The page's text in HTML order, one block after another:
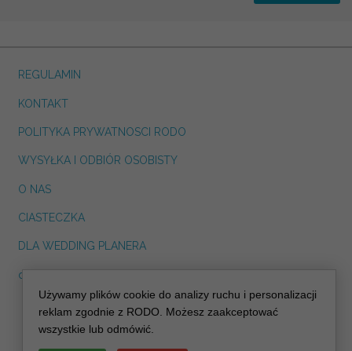
REGULAMIN
KONTAKT
POLITYKA PRYWATNOSCI RODO
WYSYŁKA I ODBIÓR OSOBISTY
O NAS
CIASTECZKA
DLA WEDDING PLANERA
dreskot.com
info@decoris.pl
Używamy plików cookie do analizy ruchu i personalizacji
reklam zgodnie z RODO. Możesz zaakceptować
wszystkie lub odmówić.